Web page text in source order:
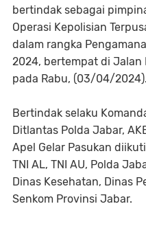
bertindak sebagai
Operasi Kepolisian
dalam rangka
2024, bertempat di Jalan
pada Rabu, (03/04/2024).
Bertindak selaku
Ditlantas Polda Jabar,
Apel Gelar Pasukan
TNI AL, TNI AU, Polda
Dinas Kesehatan, Dinas
Senkom Provinsi Jabar.